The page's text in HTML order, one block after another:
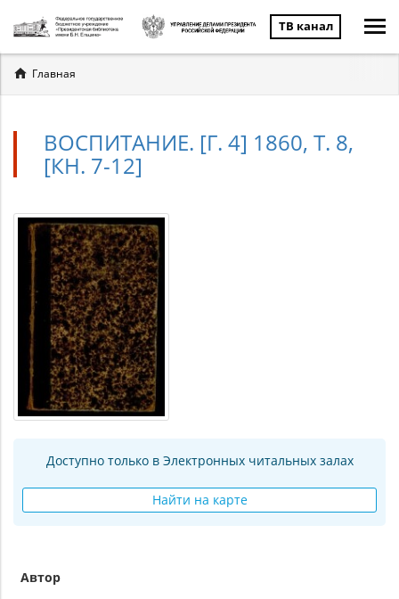
ТВ канал
Вы
здесь
Главная
ВОСПИТАНИЕ. [Г. 4] 1860, Т. 8,
[КН. 7-12]
Доступно только в Электронных читальных залах
Найти на карте
Автор